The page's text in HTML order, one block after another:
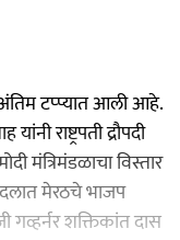
टप्प्यात आली आहे.
राष्ट्रपती द्रौपदी
मंत्रिमंडळाचा विस्तार
मेरठचे भाजप
शक्तिकांत दास